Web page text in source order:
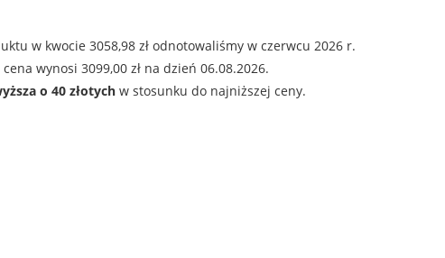
w kwocie 3058,98 zł odnotowaliśmy w czerwcu 2026 r.
wynosi 3099,00 zł na dzień 06.08.2026.
o 40 złotych w stosunku do najniższej ceny.